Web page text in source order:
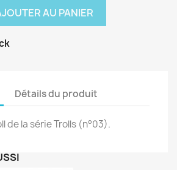
AU PANIER
Détails du produit
de la série Trolls (n°03).